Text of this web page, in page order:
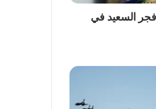
فجر السعيد في